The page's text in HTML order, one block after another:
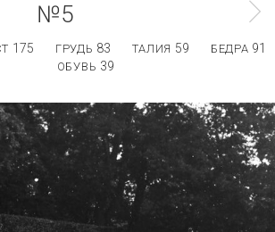
№5
175 ГРУДЬ 83 ТАЛИЯ 59 БЕДРА 91
ОБУВЬ 39